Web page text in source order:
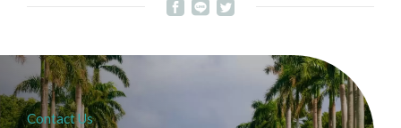
Contact Us